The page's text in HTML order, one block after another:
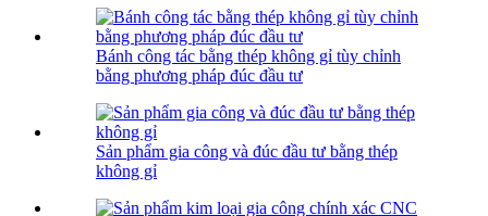
Bánh công tác bằng thép không gỉ tùy chỉnh
bằng phương pháp đúc đầu tư
Sản phẩm gia công và đúc đầu tư bằng thép
không gỉ